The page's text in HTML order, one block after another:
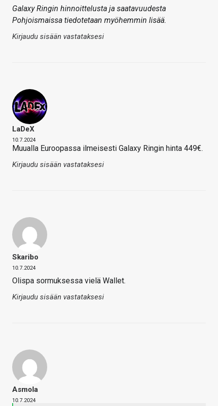
Galaxy Ringin hinnoittelusta ja saatavuudesta
Pohjoismaissa tiedotetaan myöhemmin lisää.
Kirjaudu sisään vastataksesi
LaDeX
10.7.2024
Muualla Euroopassa ilmeisesti Galaxy Ringin hinta 449€.
Kirjaudu sisään vastataksesi
Skaribo
10.7.2024
Olispa sormuksessa vielä Wallet.
Kirjaudu sisään vastataksesi
Asmola
10.7.2024